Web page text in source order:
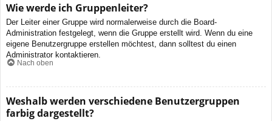
Wie werde ich Gruppenleiter?
Der Leiter einer Gruppe wird normalerweise durch die Board-
Administration festgelegt, wenn die Gruppe erstellt wird. Wenn du eine
eigene Benutzergruppe erstellen möchtest, dann solltest du einen
Administrator kontaktieren.
Nach oben
Weshalb werden verschiedene Benutzergruppen
farbig dargestellt?